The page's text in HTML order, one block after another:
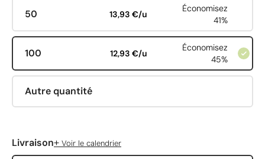
50 13,93 €/u
Économisez
41%
100 12,93 €/u
Économisez
45%
Autre quantité
Livraison+ Voir le calendrier